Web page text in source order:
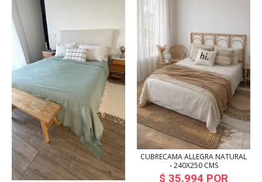
CUBRECAMA ALLEGRA NATURAL
- 240X250 CMS